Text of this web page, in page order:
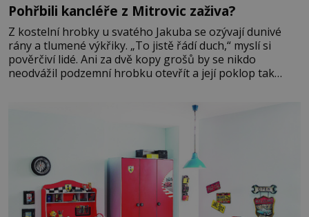
Pohřbili kancléře z Mitrovic zaživa?
Z kostelní hrobky u svatého Jakuba se ozývají dunivé
rány a tlumené výkřiky. „To jistě řádí duch,“ myslí si
pověrčiví lidé. Ani za dvě kopy grošů by se nikdo
neodvážil podzemní hrobku otevřít a její poklop tak